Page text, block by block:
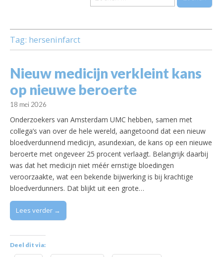
Arnhem e.o.
naar:
Tag: herseninfarct
Nieuw medicijn verkleint kans
op nieuwe beroerte
18 mei 2026
Onderzoekers van Amsterdam UMC hebben, samen met
collega’s van over de hele wereld, aangetoond dat een nieuw
bloedverdunnend medicijn, asundexian, de kans op een nieuwe
beroerte met ongeveer 25 procent verlaagt. Belangrijk daarbij
was dat het medicijn niet méér ernstige bloedingen
veroorzaakte, wat een bekende bijwerking is bij krachtige
bloedverdunners. Dat blijkt uit een grote…
Lees verder →
Deel dit via: